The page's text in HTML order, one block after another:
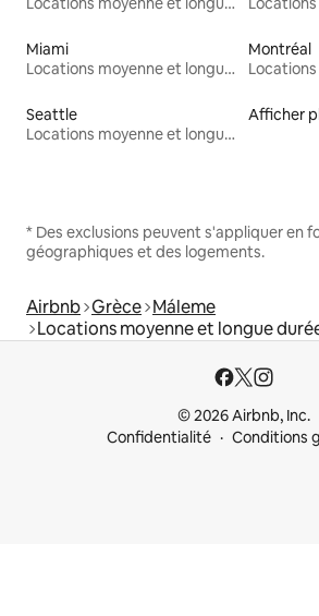
Miami
Locations moyenne et longue durée
Montréal
Seattle
Locations moyenne et longue durée
Afficher
* Des exclusions peuvent s'appliquer en
géographiques et des logements.
Airbnb Grèce Máleme
Locations moyenne et longue
© 2026 Airbnb, Inc.
Confidentialité
Conditions